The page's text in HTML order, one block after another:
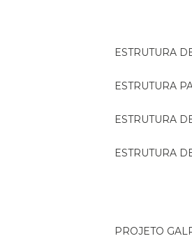
ESTRUTURA
ESTRUTURA
ESTRUTURA
ESTRUTURA
PROJETO